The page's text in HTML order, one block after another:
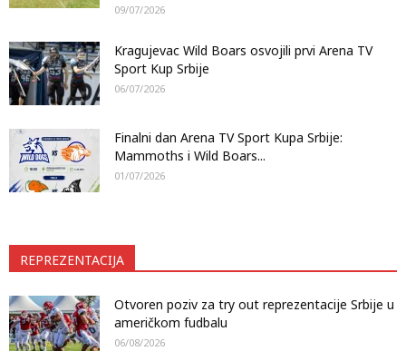
09/07/2026
Kragujevac Wild Boars osvojili prvi Arena TV
Sport Kup Srbije
06/07/2026
Finalni dan Arena TV Sport Kupa Srbije:
Mammoths i Wild Boars...
01/07/2026
REPREZENTACIJA
Otvoren poziv za try out reprezentacije Srbije u
američkom fudbalu
06/08/2026